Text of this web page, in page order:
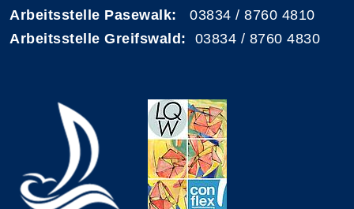
Arbeitsstelle Pasewalk: 03834 / 8760 4810
Arbeitsstelle Greifswald: 03834 / 8760 4830